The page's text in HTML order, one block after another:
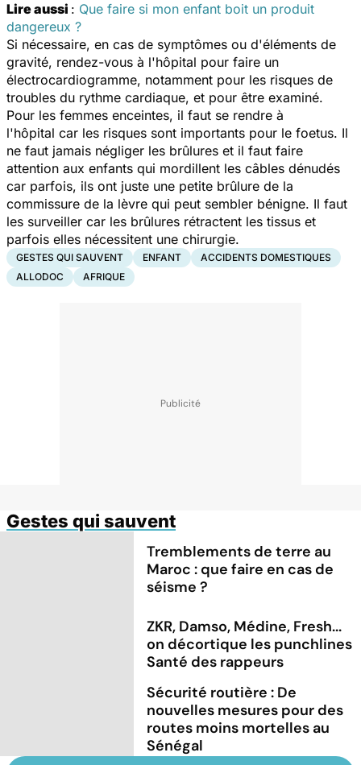
Lire aussi : Que faire si mon enfant boit un produit
dangereux ?
Si nécessaire, en cas de symptômes ou d'éléments de
gravité, rendez-vous à l'hôpital pour faire un
électrocardiogramme, notamment pour les risques de
troubles du rythme cardiaque, et pour être examiné.
Pour les femmes enceintes, il faut se rendre à
l'hôpital car les risques sont importants pour le foetus. Il
ne faut jamais négliger les brûlures et il faut faire
attention aux enfants qui mordillent les câbles dénudés
car parfois, ils ont juste une petite brûlure de la
commissure de la lèvre qui peut sembler bénigne. Il faut
les surveiller car les brûlures rétractent les tissus et
parfois elles nécessitent une chirurgie.
GESTES QUI SAUVENT ENFANT
ACCIDENTS DOMESTIQUES
ALLODOC
AFRIQUE
Gestes qui sauvent
Tremblements de terre au
Maroc : que faire en cas de
séisme ?
ZKR, Damso, Médine, Fresh...
on décortique les punchlines
Santé des rappeurs
Sécurité routière : De
nouvelles mesures pour des
routes moins mortelles au
Sénégal